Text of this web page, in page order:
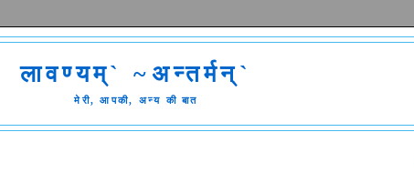
लावण्यम्` ~अन्तर्मन्`
मेरी, आपकी, अन्य की बात